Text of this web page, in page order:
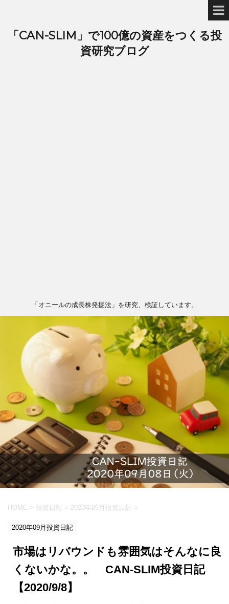
「CAN-SLIM」で100億の資産をつくる投
資研究ブログ
「オニールの成長株発掘法」を研究、検証しています。
HOME > 投資日記 > 2020年09月投資日記 >
2020年09月投資日記
市場はリバウンドも雰囲気はそんなに良
くないかな。。 CAN-SLIM投資日記
【2020/9/8】